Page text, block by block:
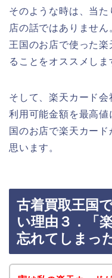
そのような時は、当
店の話ではありませ
王国のお店で使った
ることをオススメしま
そして、楽天カード
利用可能金額を最高
国のお店で楽天カー
思います。
古着買取王国
い理由３．「
忘れてしまっ